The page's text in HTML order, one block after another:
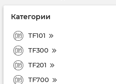
Категории
TF101
TF300
TF201
TF700